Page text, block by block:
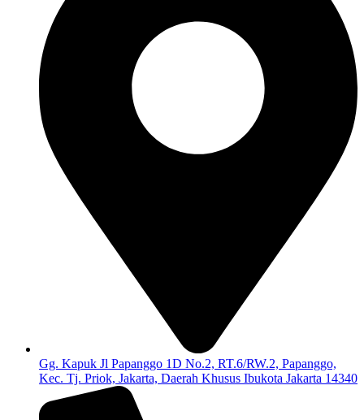
Gg. Kapuk Jl Papanggo 1D No.2, RT.6/RW.2, Papanggo,
Kec. Tj. Priok, Jakarta, Daerah Khusus Ibukota Jakarta 14340